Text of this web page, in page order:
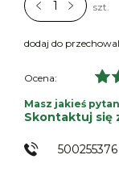
szt.
dodaj do
Ocena:
Masz jakieś
Skontaktuj się
500255376